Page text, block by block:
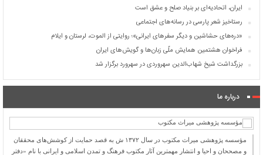
ایران، اتحادیه‌ای بر بنیاد صلح و عشق است
رستاخیز شعر پارسی در رسانه‌های اجتماعی
«دره‌های حشاشین و دیگر سفرهای ایرانی»؛ روایتی از الموت، لرستان و ایلام
فراخوان هشتمین همایش ملّی زبان‌ها و گویش‌های ایران
بزرگداشت شیخ شهاب‌الدین سهروردی در سهرورد برگزار شد
درباره ما
مؤسسه پژوهشی میراث مكتوب در سال ۱۳۷۲ ش به قصد حمایت از كوشش‌های محققان
و مصححان و احیا و انتشار مهمترین آثار مكتوب فرهنگ و تمدن اسلامی و ایرانی با نام «دفتر